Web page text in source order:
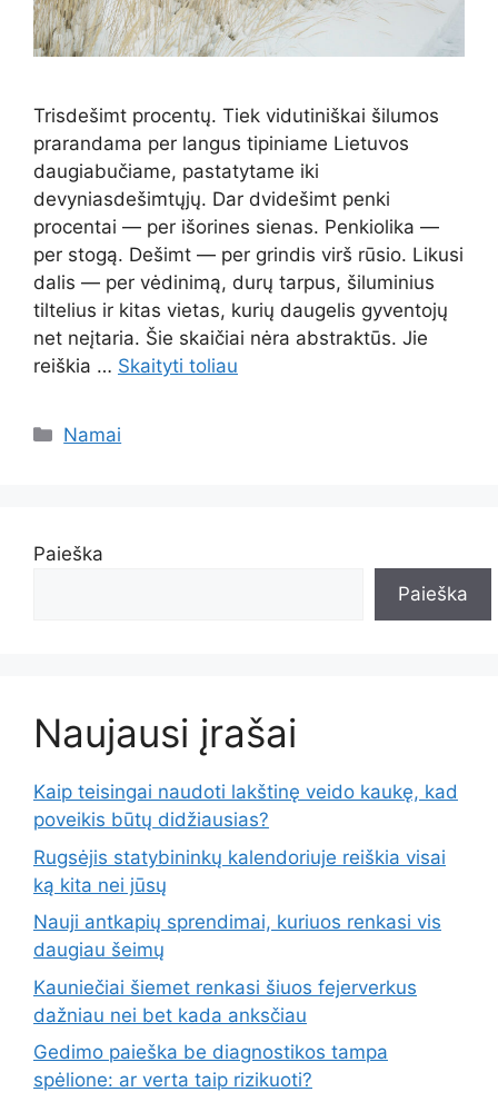
Trisdešimt procentų. Tiek vidutiniškai šilumos
prarandama per langus tipiniame Lietuvos
daugiabučiame, pastatytame iki
devyniasdešimtųjų. Dar dvidešimt penki
procentai — per išorines sienas. Penkiolika —
per stogą. Dešimt — per grindis virš rūsio. Likusi
dalis — per vėdinimą, durų tarpus, šiluminius
tiltelius ir kitas vietas, kurių daugelis gyventojų
net neįtaria. Šie skaičiai nėra abstraktūs. Jie
reiškia … Skaityti toliau
Kategorijos
Namai
Paieška
Paieška
Naujausi įrašai
Kaip teisingai naudoti lakštinę veido kaukę, kad
poveikis būtų didžiausias?
Rugsėjis statybininkų kalendoriuje reiškia visai
ką kita nei jūsų
Nauji antkapių sprendimai, kuriuos renkasi vis
daugiau šeimų
Kauniečiai šiemet renkasi šiuos fejerverkus
dažniau nei bet kada anksčiau
Gedimo paieška be diagnostikos tampa
spėlione: ar verta taip rizikuoti?